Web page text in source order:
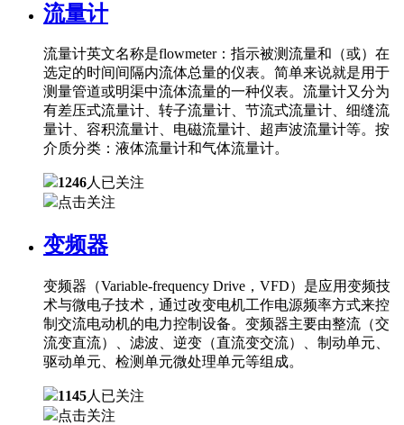
流量计
流量计英文名称是flowmeter：指示被测流量和（或）在
选定的时间间隔内流体总量的仪表。简单来说就是用于
测量管道或明渠中流体流量的一种仪表。流量计又分为
有差压式流量计、转子流量计、节流式流量计、细缝流
量计、容积流量计、电磁流量计、超声波流量计等。按
介质分类：液体流量计和气体流量计。
1246人已关注
点击关注
变频器
变频器（Variable-frequency Drive，VFD）是应用变频技
术与微电子技术，通过改变电机工作电源频率方式来控
制交流电动机的电力控制设备。变频器主要由整流（交
流变直流）、滤波、逆变（直流变交流）、制动单元、
驱动单元、检测单元微处理单元等组成。
1145人已关注
点击关注